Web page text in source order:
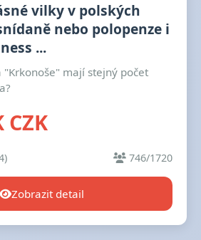
vilky v polských
nebo polopenze i
...
"Krkonoše" mají stejný počet
CZK
746/1720
Zobrazit detail